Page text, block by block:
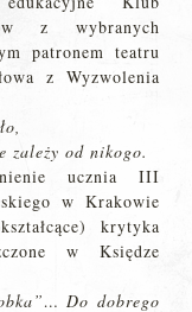
z wybranych
patronem teatru
z Wyzwolenia
zależy od nikogo.
ucznia III
w Krakowie
krytyka
w Księdze
Do dobrego